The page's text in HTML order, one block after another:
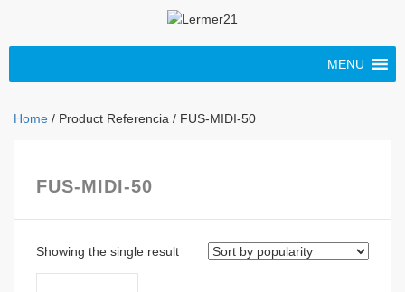
MENU
Home / Product Referencia / FUS-MIDI-50
FUS-MIDI-50
Showing the single result